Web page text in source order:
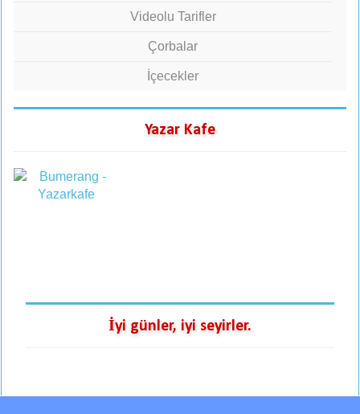
Videolu Tarifler
Çorbalar
İçecekler
Yazar Kafe
İyi günler, iyi seyirler.